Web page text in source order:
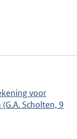
voor
Scholten, 9